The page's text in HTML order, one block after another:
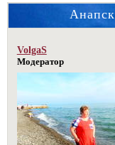
VolgaS
Модератор